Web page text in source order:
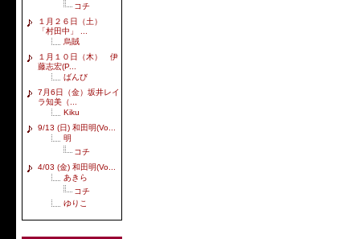
コチ
１月２６日（土）
「村田中」 ...
烏賊
１月１０日（木） 伊
藤志宏(P...
ばんび
7月6日（金）坂井レイ
ラ知美（...
Kiku
9/13 (日) 和田明(Vo...
明
コチ
4/03 (金) 和田明(Vo...
あきら
コチ
ゆりこ